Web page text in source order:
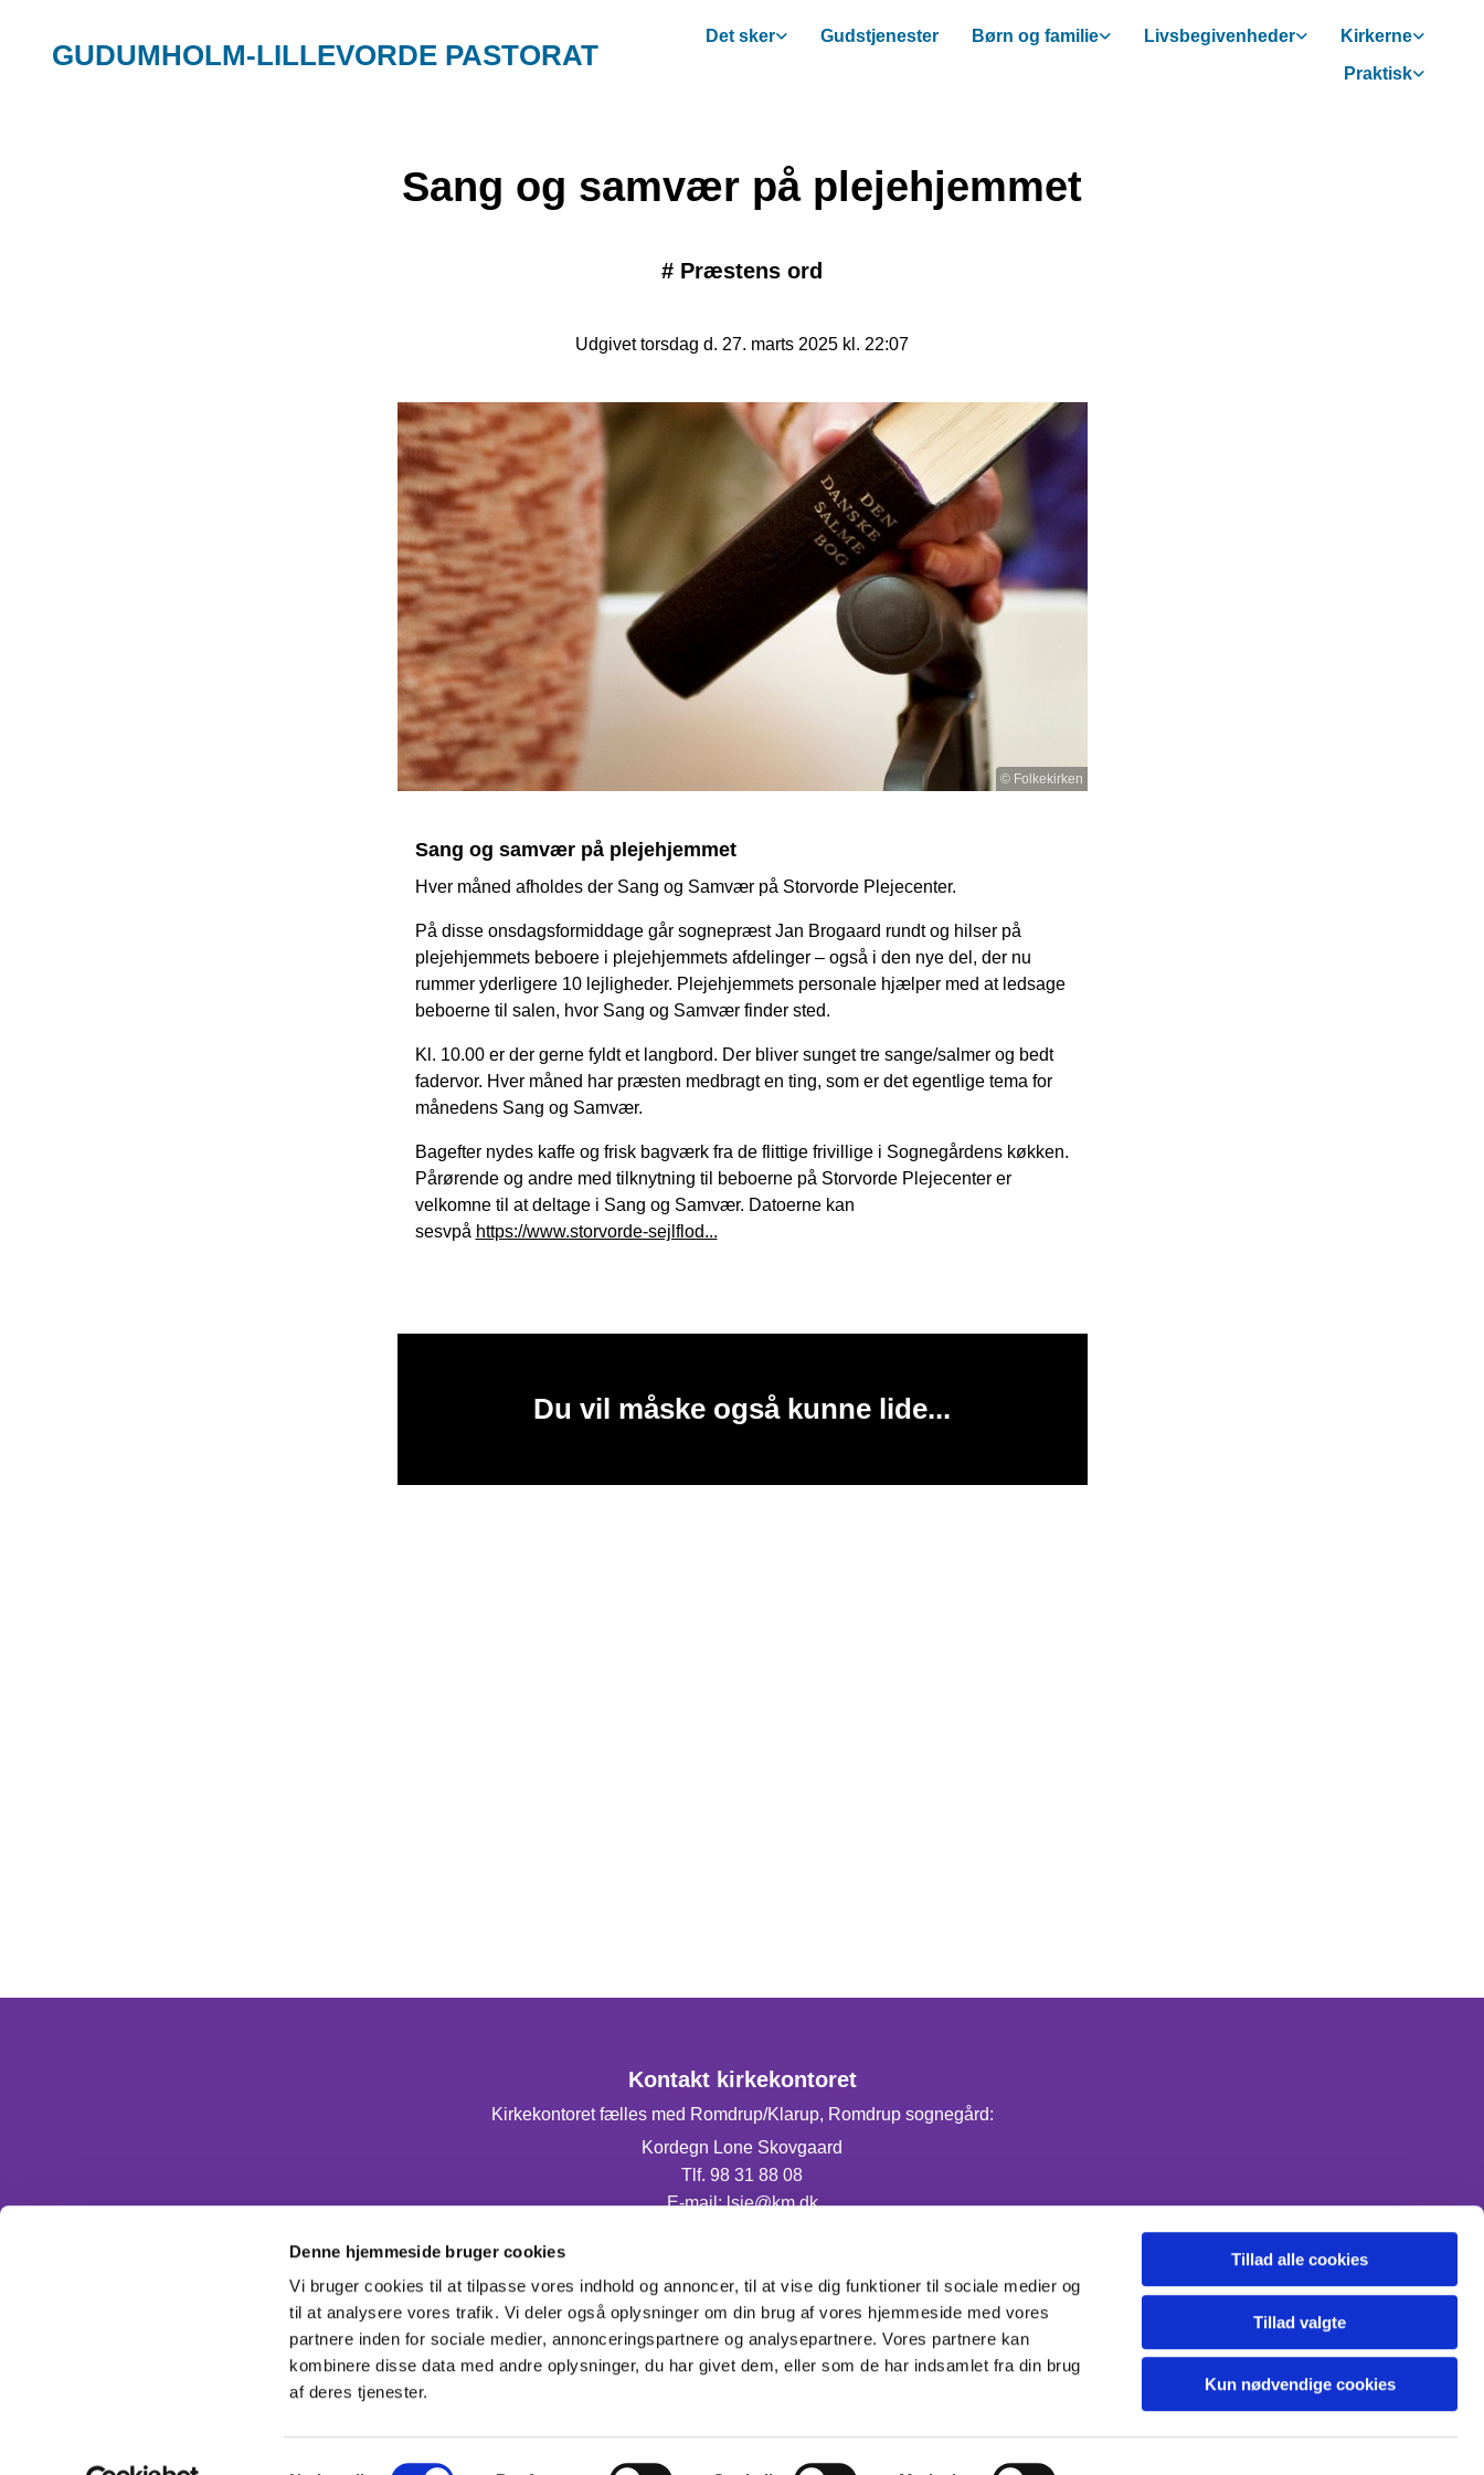
Denne hjemmeside bruger cookies
Vi bruger cookies til at tilpasse vores indhold og annoncer, til at vise dig funktioner til sociale medier og
til at analysere vores trafik. Vi deler også oplysninger om din brug af vores hjemmeside med vores
partnere inden for sociale medier, annonceringspartnere og analysepartnere. Vores partnere kan
kombinere disse data med andre oplysninger, du har givet dem, eller som de har indsamlet fra din brug
af deres tjenester.
Samtykkevalg
Tillad alle cookies
Tillad valgte
Kun nødvendige cookies
GUDUMHOLM-LILLEVORDE PASTORAT
Det sker Gudstjenester Børn og familie Livsbegivenheder
Kirkerne
Praktisk
Sang og samvær på plejehjemmet
# Præstens ord
Udgivet torsdag d. 27. marts 2025 kl. 22:07
© Folkekirken
Sang og samvær på plejehjemmet
Hver måned afholdes der Sang og Samvær på Storvorde Plejecenter.
På disse onsdagsformiddage går sognepræst Jan Brogaard rundt og hilser på
plejehjemmets beboere i plejehjemmets afdelinger – også i den nye del, der nu
rummer yderligere 10 lejligheder. Plejehjemmets personale hjælper med at ledsage
beboerne til salen, hvor Sang og Samvær finder sted.
Kl. 10.00 er der gerne fyldt et langbord. Der bliver sunget tre sange/salmer og bedt
fadervor. Hver måned har præsten medbragt en ting, som er det egentlige tema for
månedens Sang og Samvær.
Bagefter nydes kaffe og frisk bagværk fra de flittige frivillige i Sognegårdens køkken.
Pårørende og andre med tilknytning til beboerne på Storvorde Plejecenter er
velkomne til at deltage i Sang og Samvær. Datoerne kan
sesvpå https://www.storvorde-sejlflod...
Du vil måske også kunne lide...
Kontakt kirkekontoret
Kirkekontoret fælles med Romdrup/Klarup, Romdrup sognegård:
Kordegn Lone Skovgaard
Tlf. 98 31 88 08
E-mail: lsje@km.dk